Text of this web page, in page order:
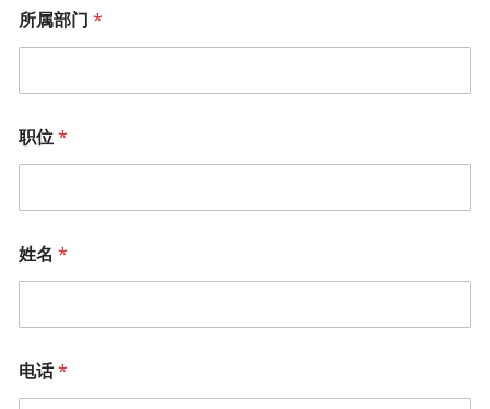
所属部门 *
职位*
姓名 *
电话*